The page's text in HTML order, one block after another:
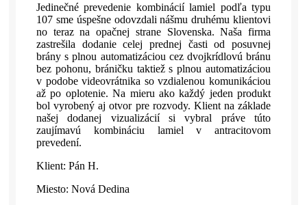
Jedinečné prevedenie kombinácií lamiel podľa typu
107 sme úspešne odovzdali nášmu druhému klientovi
no teraz na opačnej strane Slovenska. Naša firma
zastrešila dodanie celej prednej časti od posuvnej
brány s plnou automatizáciou cez dvojkrídlovú bránu
bez pohonu, bráničku taktiež s plnou automatizáciou
v podobe videovrátnika so vzdialenou komunikáciou
až po oplotenie. Na mieru ako každý jeden produkt
bol vyrobený aj otvor pre rozvody. Klient na základe
našej dodanej vizualizácií si vybral práve túto
zaujímavú kombináciu lamiel v antracitovom
prevedení.
Klient: Pán H.
Miesto: Nová Dedina